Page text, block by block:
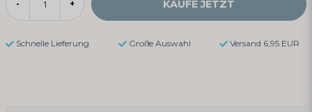
- + KAUFE JETZT
Schnelle Lieferung Große Auswahl Versand 6,95 EUR